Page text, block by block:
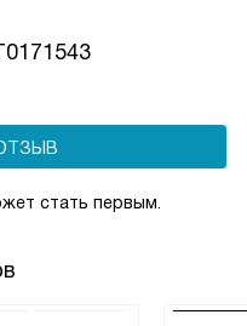
стать первым.